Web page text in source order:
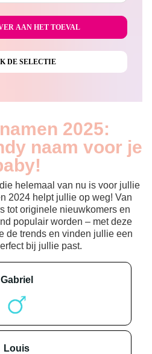
2025:
naam voor je
helemaal van nu is voor jullie
2024 helpt jullie op weg! Van
tot originele nieuwkomers en
populair worden – met deze
de trends en vinden jullie een
bij jullie past.
gabriel
louis